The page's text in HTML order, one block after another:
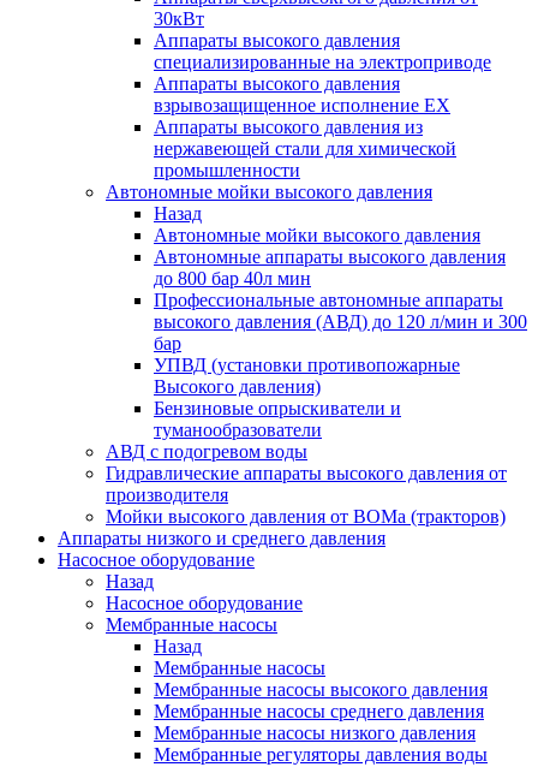
30кВт
Аппараты высокого давления
специализированные на электроприводе
Аппараты высокого давления
взрывозащищенное исполнение EX
Аппараты высокого давления из
нержавеющей стали для химической
промышленности
Автономные мойки высокого давления
Назад
Автономные мойки высокого давления
Автономные аппараты высокого давления
до 800 бар 40л мин
Профессиональные автономные аппараты
высокого давления (АВД) до 120 л/мин и 300
бар
УПВД (установки противопожарные
Высокого давления)
Бензиновые опрыскиватели и
туманообразователи
АВД с подогревом воды
Гидравлические аппараты высокого давления от
производителя
Мойки высокого давления от ВОМа (тракторов)
Аппараты низкого и среднего давления
Насосное оборудование
Назад
Насосное оборудование
Мембранные насосы
Назад
Мембранные насосы
Мембранные насосы высокого давления
Мембранные насосы среднего давления
Мембранные насосы низкого давления
Мембранные регуляторы давления воды